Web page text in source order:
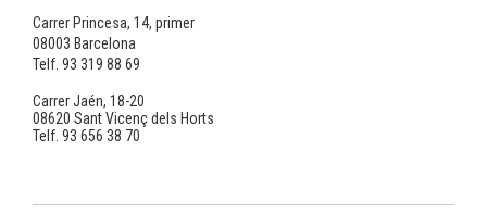
Carrer Princesa, 14, primer
08003 Barcelona
Telf. 93 319 88 69
Carrer Jaén, 18-20
08620 Sant Vicenç dels Horts
Telf. 93 656 38 70